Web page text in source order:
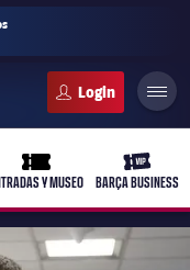
ticket-full
Y MUSEO
ticket-
BARÇA BUSINESS